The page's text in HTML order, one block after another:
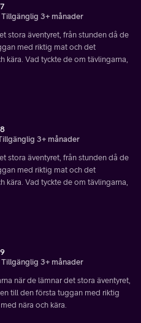
Tillgänglig 3+ månader
stora äventyret, från stunden då de
med riktig mat och det
kära. Vad tyckte de om tävlingarna,
3+ månader
stora äventyret, från stunden då de
med riktig mat och det
kära. Vad tyckte de om tävlingarna,
Tillgänglig 3+ månader
när de lämnar det stora äventyret,
till den första tuggan med riktig
nära och kära.